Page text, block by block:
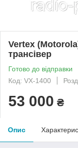
Vertex
трансівер
Готово до відправки
Код: VX-1400
53 000 ₴
Опис